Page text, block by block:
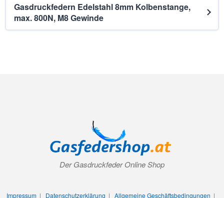
Gasdruckfedern Edelstahl 8mm Kolbenstange,
max. 800N, M8 Gewinde
Der Gasdruckfeder Online Shop
Impressum| Datenschutzerklärung | Allgemeine Geschäftsbedingungen |